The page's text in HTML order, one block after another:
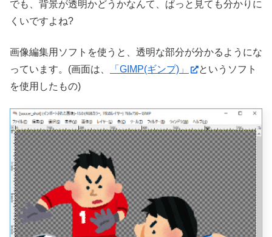
でも、背景が透明かどうかなんて、ぱっと見ても分かりに
くいですよね?
画像編集用ソフトを使うと、透明な部分が分かるようにな
っています。(画面は、
「GIMP(ギンプ)」
というソフト
を使用したもの)